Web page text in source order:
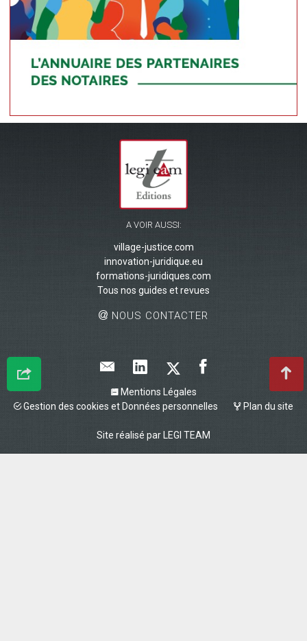
A VOIR AUSSI:
village-justice.com
innovation-juridique.eu
formations-juridiques.com
Tous nos guides et revues
NOUS CONTACTER
Mentions Légales
Gestion des cookies et Données personnelles
Plan du site
Site réalisé par LEGI TEAM